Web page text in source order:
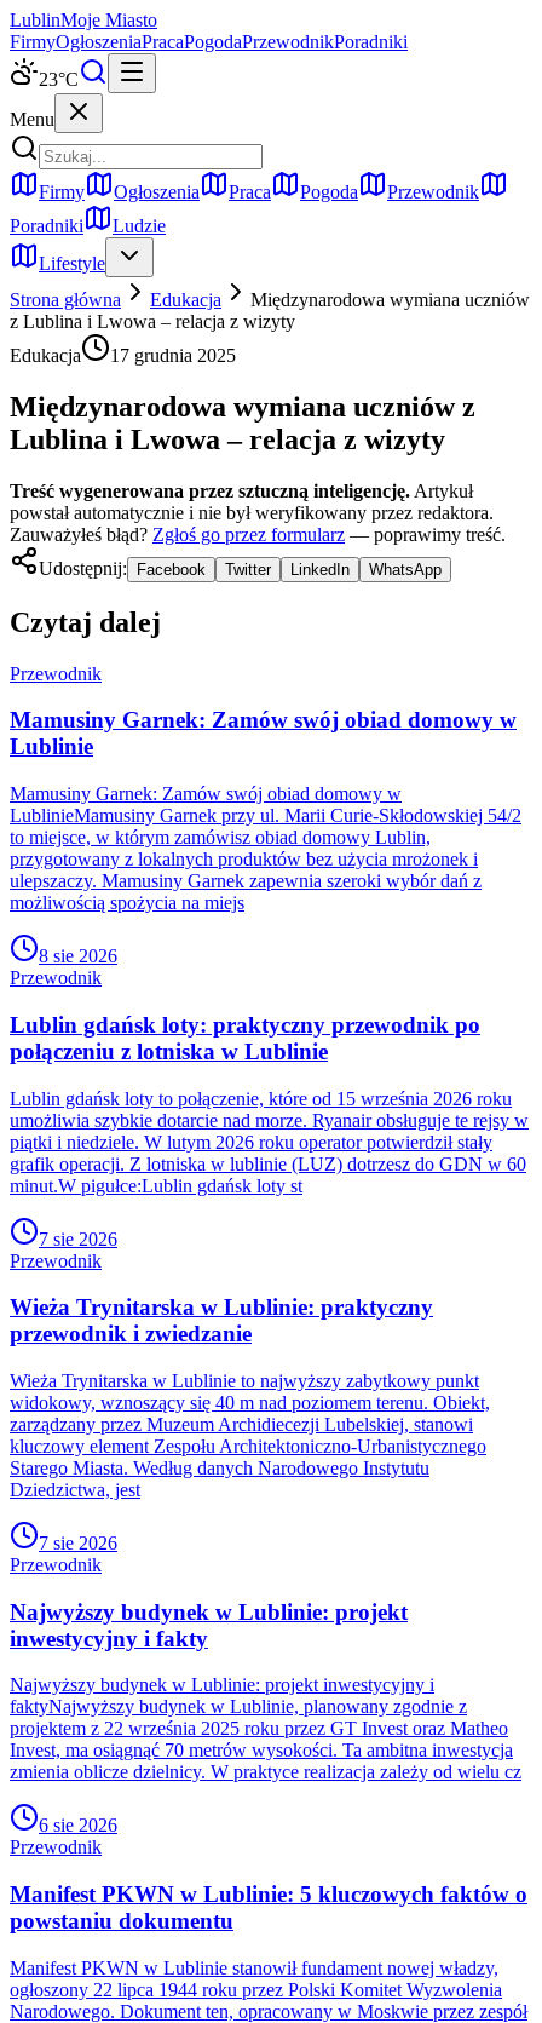
LublinMoje Miasto
FirmyOgłoszeniaPracaPogodaPrzewodnikPoradniki
23°C
Menu
Firmy Ogłoszenia Praca Pogoda
Przewodnik
Poradniki
Ludzie
Lifestyle
Strona główna
Edukacja
Międzynarodowa wymiana uczniów
z Lublina i Lwowa – relacja z wizyty
Edukacja
17 grudnia 2025
Międzynarodowa wymiana uczniów z
Lublina i Lwowa – relacja z wizyty
Treść wygenerowana przez sztuczną inteligencję. Artykuł
powstał automatycznie i nie był weryfikowany przez redaktora.
Zauważyłeś błąd? Zgłoś go przez formularz — poprawimy treść.
Udostępnij:
Facebook Twitter LinkedIn WhatsApp
Czytaj dalej
Przewodnik
Mamusiny Garnek: Zamów swój obiad domowy w
Lublinie
Mamusiny Garnek: Zamów swój obiad domowy w
LublinieMamusiny Garnek przy ul. Marii Curie-Skłodowskiej 54/2
to miejsce, w którym zamówisz obiad domowy Lublin,
przygotowany z lokalnych produktów bez użycia mrożonek i
ulepszaczy. Mamusiny Garnek zapewnia szeroki wybór dań z
możliwością spożycia na miejs
8 sie 2026
Przewodnik
Lublin gdańsk loty: praktyczny przewodnik po
połączeniu z lotniska w Lublinie
Lublin gdańsk loty to połączenie, które od 15 września 2026 roku
umożliwia szybkie dotarcie nad morze. Ryanair obsługuje te rejsy w
piątki i niedziele. W lutym 2026 roku operator potwierdził stały
grafik operacji. Z lotniska w lublinie (LUZ) dotrzesz do GDN w 60
minut.W pigułce:Lublin gdańsk loty st
7 sie 2026
Przewodnik
Wieża Trynitarska w Lublinie: praktyczny
przewodnik i zwiedzanie
Wieża Trynitarska w Lublinie to najwyższy zabytkowy punkt
widokowy, wznoszący się 40 m nad poziomem terenu. Obiekt,
zarządzany przez Muzeum Archidiecezji Lubelskiej, stanowi
kluczowy element Zespołu Architektoniczno-Urbanistycznego
Starego Miasta. Według danych Narodowego Instytutu
Dziedzictwa, jest
7 sie 2026
Przewodnik
Najwyższy budynek w Lublinie: projekt
inwestycyjny i fakty
Najwyższy budynek w Lublinie: projekt inwestycyjny i
faktyNajwyższy budynek w Lublinie, planowany zgodnie z
projektem z 22 września 2025 roku przez GT Invest oraz Matheo
Invest, ma osiągnąć 70 metrów wysokości. Ta ambitna inwestycja
zmienia oblicze dzielnicy. W praktyce realizacja zależy od wielu cz
6 sie 2026
Przewodnik
Manifest PKWN w Lublinie: 5 kluczowych faktów o
powstaniu dokumentu
Manifest PKWN w Lublinie stanowił fundament nowej władzy,
ogłoszony 22 lipca 1944 roku przez Polski Komitet Wyzwolenia
Narodowego. Dokument ten, opracowany w Moskwie przez zespół